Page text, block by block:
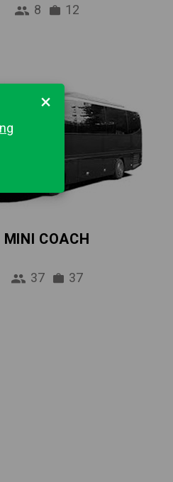
8 12
MINI COACH
37 37
×